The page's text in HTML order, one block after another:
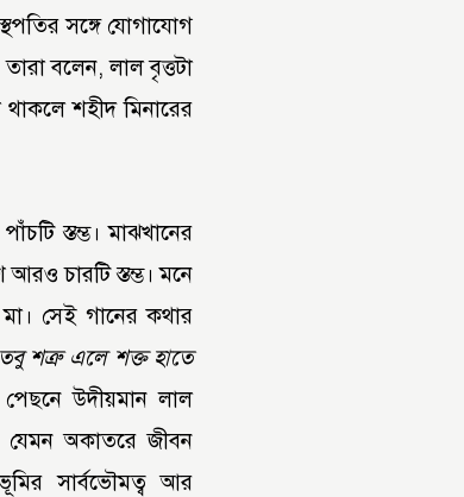
সঙ্গে যোগাযোগ
বলেন, লাল বৃত্তটা
শহীদ মিনারের
স্তম্ভ। মাঝখানের
চারটি স্তম্ভ। মনে
মা। সেই গানের কথার
শত্রু এলে শক্ত হাতে
পেছনে উদীয়মান লাল
যেমন অকাতরে জীবন
সার্বভৌমত্ব আর